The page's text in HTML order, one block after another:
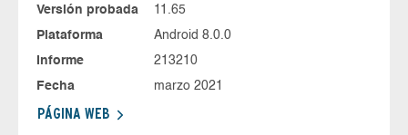
Versión probada
11.65
Plataforma
Android 8.0.0
Informe
213210
Fecha
marzo 2021
PÁGINA WEB